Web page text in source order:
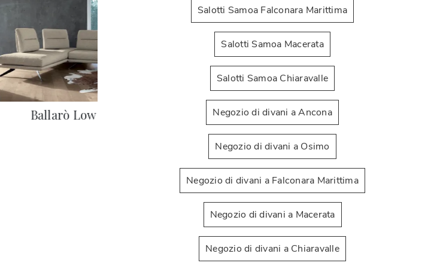
Ballarò Low Zippy Special
Salotti Samoa Falconara Marittima
Salotti Samoa Macerata
Salotti Samoa Chiaravalle
Negozio di divani a Ancona
Negozio di divani a Osimo
Negozio di divani a Falconara Marittima
Negozio di divani a Macerata
Negozio di divani a Chiaravalle